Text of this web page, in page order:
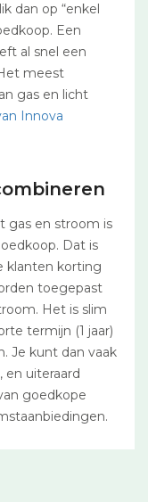
dan op “enkel
Een
al snel een
meest
gas en licht
Innova
gas en stroom is
Dat is
klanten korting
toegepast
Het is slim
termijn (1 jaar)
Je kunt dan vaak
en uiteraard
goedkope